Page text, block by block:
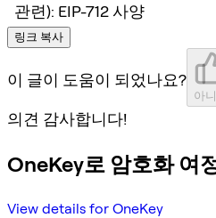
관련): EIP-712 사양
링크 복사
이 글이 도움이 되었나요?
아
의견 감사합니다!
OneKey로 암호화 여
View details for OneKey